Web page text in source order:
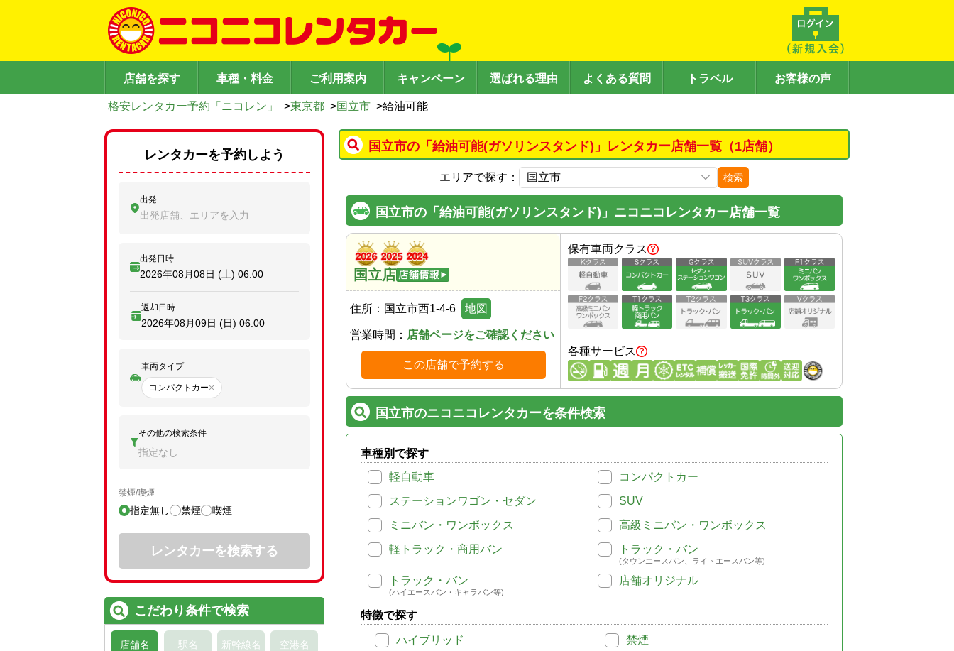
店舗を探す 車種・料金 ご利用案内 キャンペーン 選ばれる理由 よくある質問 トラベル お客様の声
格安レンタカー予約「ニコレン」 >東京都 >国立市 >給油可能
国立市の「給油可能(ガソリンスタンド)」レンタカー店舗一覧（1店舗）
エリアで探す： 検索
国立市の「給油可能(ガソリンスタンド)」ニコニコレンタカー店舗一覧
国立店
住所： 国立市西1-4-6 地図
営業時間： 店舗ページをご確認ください
この店舗で予約する
保有車両クラス
各種サービス
国立市のニコニコレンタカーを条件検索
車種別で探す
軽自動車
コンパクトカー
ステーションワゴン・セダン
SUV
ミニバン・ワンボックス
高級ミニバン・ワンボックス
軽トラック・商用バン
トラック・バン
(タウンエースバン、ライトエースバン等)
トラック・バン
(ハイエースバン・キャラバン等)
店舗オリジナル
特徴で探す
ハイブリッド
禁煙
レンタカーを予約しよう
出発
出発店舗、エリアを入力
出発日時
2026年08月08日 (土) 06:00
返却日時
2026年08月09日 (日) 06:00
車両タイプ
コンパクトカー
その他の検索条件
指定なし
禁煙/喫煙
指定無し 禁煙 喫煙
レンタカーを検索する
こだわり条件で検索
店舗名 駅名 新幹線名 空港名